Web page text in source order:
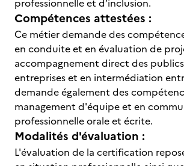
professionnelle et d’inclusion.
Compétences attestées :
Ce métier demande des
en conduite et en évaluation de
accompagnement direct des
entreprises et en intermédiation
demande également des
management d'équipe et en
professionnelle orale et écrite.
Modalités d'évaluation :
L'évaluation de la certification